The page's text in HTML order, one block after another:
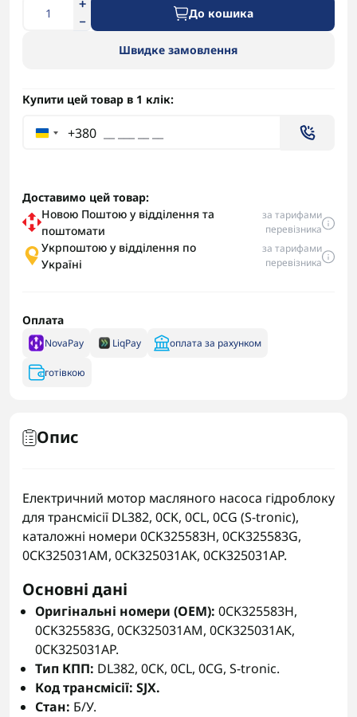
До кошика
Швидке замовлення
Купити цей товар в 1 клік:
+380
Доставимо цей товар:
Новою Поштою у відділення та
поштомати
за тарифами
перевізника
Укрпоштою у відділення по
Україні
за тарифами
перевізника
Оплата
NovaPay LiqPay оплата за рахунком
готівкою
Опис
Електричний мотор масляного насоса гідроблоку
для трансмісії DL382, 0CK, 0CL, 0CG (S-tronic),
каталожні номери 0CK325583H, 0CK325583G,
0CK325031AM, 0CK325031AK, 0CK325031AP.
Основні дані
Оригінальні номери (OEM): 0CK325583H,
0CK325583G, 0CK325031AM, 0CK325031AK,
0CK325031AP.
Тип КПП: DL382, 0CK, 0CL, 0CG, S-tronic.
Код трансмісії: SJX.
Стан: Б/У.